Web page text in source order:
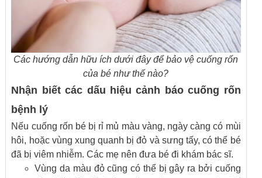
Các hướng dẫn hữu ích dưới đây để bảo vệ cuống rốn
của bé như thế nào?
Nhận biết các dấu hiệu cảnh báo cuống rốn
bệnh lý
Nếu cuống rốn bé bị rỉ mủ màu vàng, ngày càng có mùi
hôi, hoặc vùng xung quanh bị đỏ và sưng tấy, có thể bé
đã bị viêm nhiễm. Các mẹ nên đưa bé đi khám bác sĩ.
Vùng da màu đỏ cũng có thể bị gây ra bởi cuống